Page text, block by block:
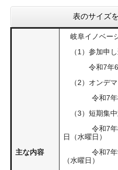
表のサイズ
主な内容
岐阜イノベー
（1）参加申し
令和7年6月
（2）オンデマ
令和7年8月
（3）短期集中
令和7年8月
日（水曜日）
令和7年9月
（水曜日）